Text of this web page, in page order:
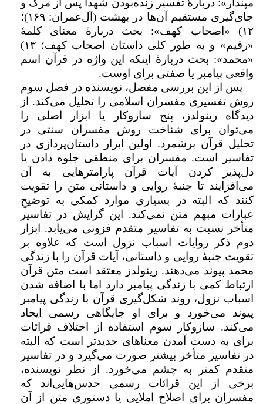
جای‌گیری مستقیم آن‌ها در بهشت (آل‌عمران: ۱۶۹)؛
۱۲) «اصحاب کهف»: بحث دربارۀ معنای کلمۀ
«رقیم» و به طور کلی داستان اصحاب کهف؛ ۱۳)
«محمد»: بحث دربارۀ اینکه این واژه در قرآن اسم
واقعی پیامبر یا صفتی برای اوست.
پس از این بررسی‌ مفصل،‌ نویسنده در فصل سوم
روش تفسیری مفسران اسلامی را تحلیل می‌کند. از
دیدگاه رینولدز، پنج سازوکار یا ابزار اصلی را
می‌توان برای شناخت روش مفسران سنتی در
تحلیل قرآن برشمرد. اولین ابزار داستان‌پردازی در
تفاسیر است. مفسران برای منطقی جلوه دادن یا
دل‌پذیر کردن آیات قرآن پارامترهایی به آن
می‌افزایند تا جنبۀ روایی و داستانی متن را تقویت
کنند که البته در بسیاری موارد کمکی به توضیحِ
عبارات مبهم متن نمی‌کند. این گرایش در تفاسیر
متأخر نسبت به تفاسیر متقدم فزونی می‌یابد. ابزار
دوم ذکر روایات اسباب‌ نزول است که علاوه بر
تقویت جنبۀ روایی و داستانی، آیات قرآن را با زندگی
محمد پیوند می‌دهند. رینولدز معتقد است متن قرآن
ارتباط کمی با زندگی پیامبر دارد اما با اضافه شدن
اسباب‌ نزول، روند شکل‌گیری قرآن با زندگی پیامبر
پیوند می‌خورد و برای او جایگاهی رسمی ایجاد
می‌کند. سازوکار سوم استفاده از اختلاف قرائات
برای به دست آمدن معناهای جدید‌تر است که البته
در تفاسیر متأخر بیشتر صورت می‌گیرد و در تفاسیر
متقدم کمتر به چشم می‌خورد. از نظر نویسنده،
برخی از این قرائات رسمی حدس‌هایی‌اند که
مفسران برای اصلاحِ املایی یا دستوری متن از آن